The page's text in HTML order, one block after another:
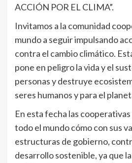
ACCIÓN POR EL CLIMA”.
Invitamos a la comunidad
mundo a seguir impulsando
contra el cambio climático.
pone en peligro la vida y el
personas y destruye
seres humanos y para el
En esta fecha las
todo el mundo cómo con sus
estructuras de gobierno,
desarrollo sostenible, ya que